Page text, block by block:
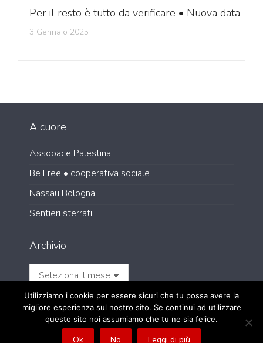
Per il resto è tutto da verificare • Nuova data
3 Gennaio 2025
A cuore
Assopace Palestina
Be Free • cooperativa sociale
Nassau Bologna
Sentieri sterrati
Archivio
Archivio
Utilizziamo i cookie per essere sicuri che tu possa avere la
migliore esperienza sul nostro sito. Se continui ad utilizzare
questo sito noi assumiamo che tu ne sia felice.
Ok No Leggi di più